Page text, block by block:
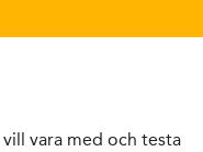
vara med och testa